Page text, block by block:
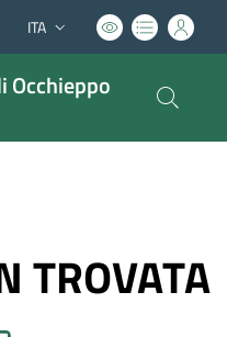
Lingua attiva:
ITA
Occhieppo
TROVATA